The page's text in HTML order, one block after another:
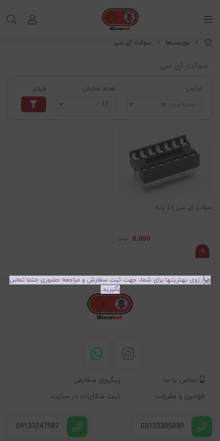
برچسب‌ها سوکت آی سی
سوکت آی سی
ترتیب تعداد نمایش فیلتر
سوکت ای سی 14 پایه
6,950 تومان
تماس با ما
پیگیری سفارش
قوانین و مقررات
ثبت شکایات در سایت
03133385830
09133247587
با آرزوی بهترینها برای شما، جهت ثبت سفارش و مراجعه حضوری حتما تماس
بگیرید.